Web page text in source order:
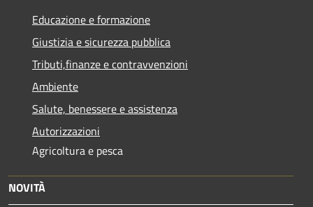
Educazione e formazione
Giustizia e sicurezza pubblica
Tributi,finanze e contravvenzioni
Ambiente
Salute, benessere e assistenza
Autorizzazioni
Agricoltura e pesca
NOVITÀ